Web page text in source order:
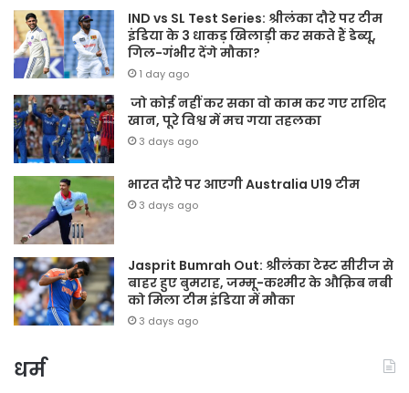
IND vs SL Test Series: श्रीलंका दौरे पर टीम
इंडिया के 3 धाकड़ खिलाड़ी कर सकते हैं डेब्यू,
गिल-गंभीर देंगे मौका?
1 day ago
जो कोई नहीं कर सका वो काम कर गए राशिद
खान, पूरे विश्व में मच गया तहलका
3 days ago
भारत दौरे पर आएगी Australia U19 टीम
3 days ago
Jasprit Bumrah Out: श्रीलंका टेस्ट सीरीज से
बाहर हुए बुमराह, जम्मू-कश्मीर के औक़िब नबी
को मिला टीम इंडिया में मौका
3 days ago
धर्म